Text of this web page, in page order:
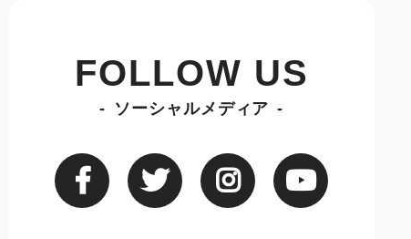
FOLLOW US
ソーシャルメディア